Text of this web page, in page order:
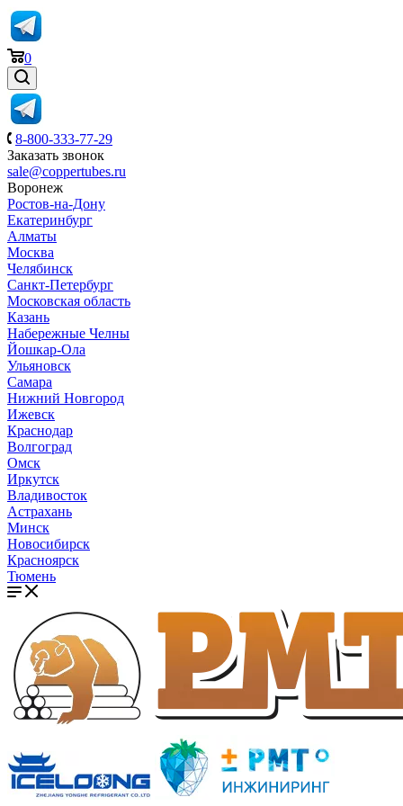
0
8-800-333-77-29
Заказать звонок
sale@coppertubes.ru
Воронеж
Ростов-на-Дону
Екатеринбург
Алматы
Москва
Челябинск
Санкт-Петербург
Московская область
Казань
Набережные Челны
Йошкар-Ола
Ульяновск
Самара
Нижний Новгород
Ижевск
Краснодар
Волгоград
Омск
Иркутск
Владивосток
Астрахань
Минск
Новосибирск
Красноярск
Тюмень